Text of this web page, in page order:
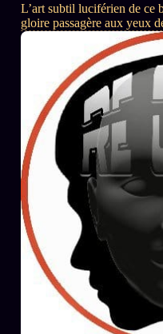
L’art subtil luciférien de ce
gloire passagère aux yeux
récurrente et provocante.
jamais la nommer mais de
pas, montrez le ».